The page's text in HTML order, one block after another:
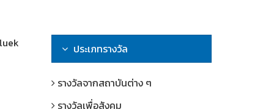
ประเภทรางวัล
รางวัลจากสถาบันต่าง ๆ
รางวัลเพื่อสังคม